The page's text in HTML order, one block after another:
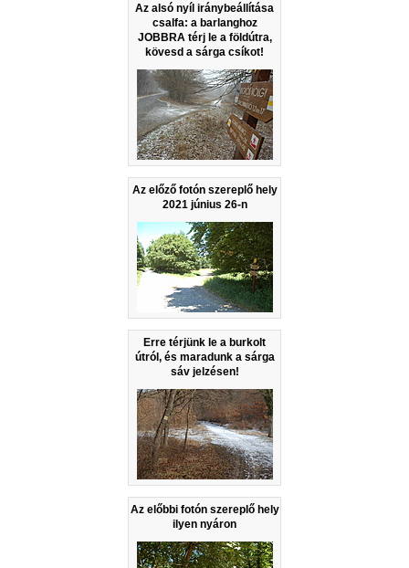
Az alsó nyíl iránybeállítása
csalfa: a barlanghoz
JOBBRA térj le a földútra,
kövesd a sárga csíkot!
Az előző fotón szereplő hely
2021 június 26-n
Erre térjünk le a burkolt
útról, és maradunk a sárga
sáv jelzésen!
Az előbbi fotón szereplő hely
ilyen nyáron